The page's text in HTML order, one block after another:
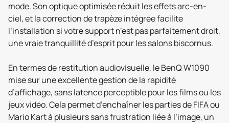
mode. Son optique optimisée réduit les effets arc-en-
ciel, et la correction de trapèze intégrée facilite
l’installation si votre support n’est pas parfaitement droit,
une vraie tranquillité d’esprit pour les salons biscornus.
En termes de restitution audiovisuelle, le BenQ W1090
mise sur une excellente gestion de la rapidité
d’affichage, sans latence perceptible pour les films ou les
jeux vidéo. Cela permet d’enchaîner les parties de FIFA ou
Mario Kart à plusieurs sans frustration liée à l’image, un